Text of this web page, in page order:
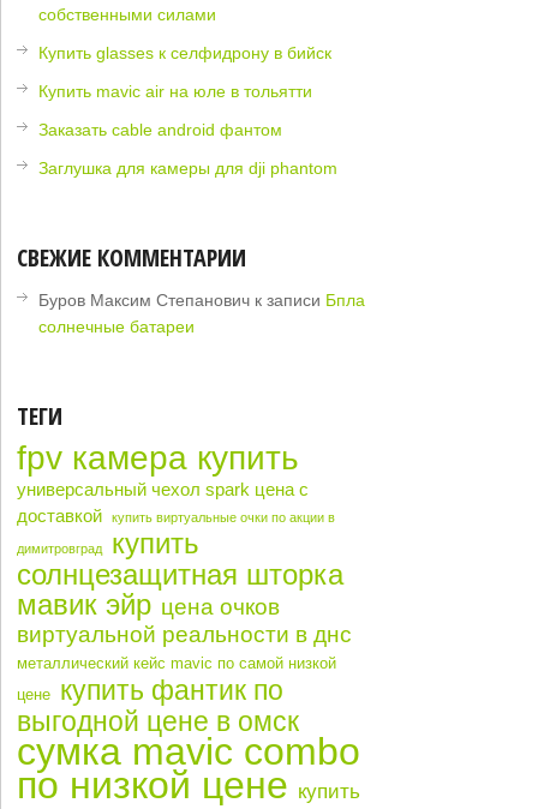
собственными силами
Купить glasses к селфидрону в бийск
Купить mavic air на юле в тольятти
Заказать cable android фантом
Заглушка для камеры для dji phantom
СВЕЖИЕ КОММЕНТАРИИ
Буров Максим Степанович к записи Бпла
солнечные батареи
ТЕГИ
fpv камера купить
универсальный чехол spark цена с
доставкой
купить виртуальные очки по акции в
димитровград
купить
солнцезащитная шторка
мавик эйр цена очков
виртуальной реальности в днс
металлический кейс mavic по самой низкой
цене купить фантик по
выгодной цене в омск
сумка mavic combo
по низкой цене купить